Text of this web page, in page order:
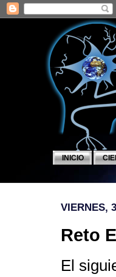
INICIO
VIERNES,
Reto
El